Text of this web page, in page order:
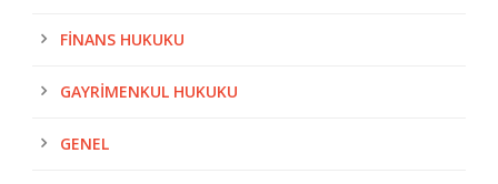
FINANS HUKUKU
GAYRIMENKUL HUKUKU
GENEL